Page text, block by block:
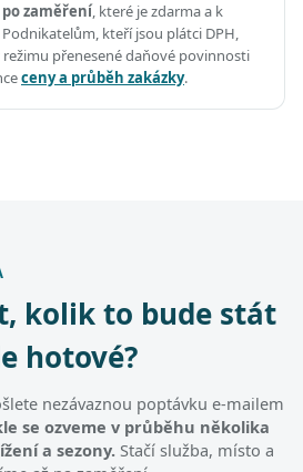
zaměření, které je zdarma a k
kteří jsou plátci DPH,
přenesené daňové povinnosti
ceny a průběh zakázky.
kolik to bude stát
hotové?
nezávaznou poptávku e-mailem
se ozveme v průběhu několika
a sezony. Stačí služba, místo a